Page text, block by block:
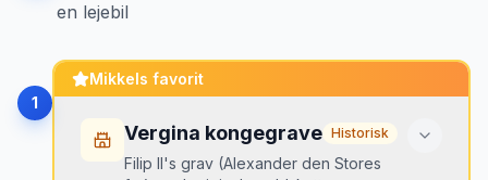
en lejebil
1
Mikkels favorit
Vergina kongegrave Historisk
Filip II's grav (Alexander den Stores